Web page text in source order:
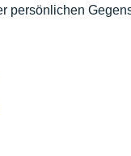
persönlichen